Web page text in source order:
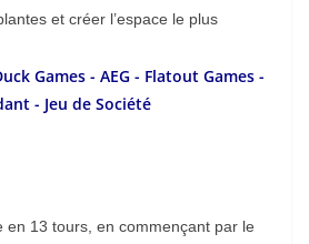
et créer l’espace le plus
en 13 tours, en commençant par le